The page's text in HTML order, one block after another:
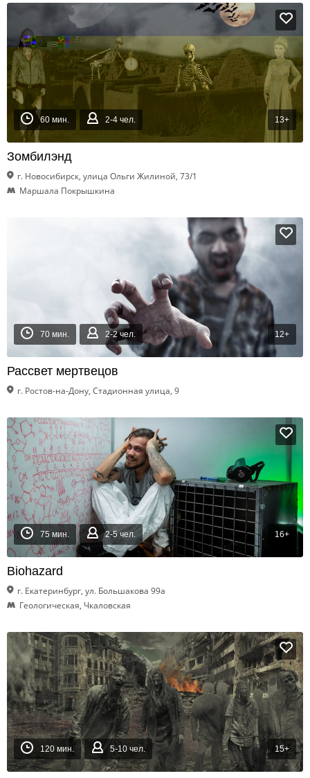
60 мин. 2-4 чел. 13+
Зомбилэнд
г. Новосибирск, улица Ольги Жилиной, 73/1
Маршала Покрышкина
70 мин. 2-2 чел. 12+
Рассвет мертвецов
г. Ростов-на-Дону, Стадионная улица, 9
75 мин. 2-5 чел. 16+
Biohazard
г. Екатеринбург, ул. Большакова 99а
Геологическая, Чкаловская
120 мин. 5-10 чел. 15+